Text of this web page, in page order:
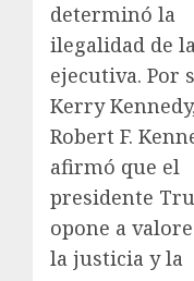
determinó la
ilegalidad de
ejecutiva. Por
Kerry
Robert F.
afirmó que el
presidente
opone a
la justicia y la